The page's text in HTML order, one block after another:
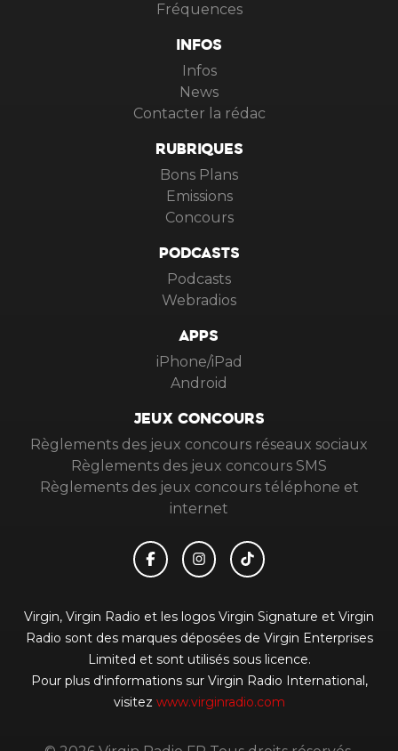
Fréquences
INFOS
Infos
News
Contacter la rédac
RUBRIQUES
Bons Plans
Emissions
Concours
PODCASTS
Podcasts
Webradios
APPS
iPhone/iPad
Android
JEUX CONCOURS
Règlements des jeux concours réseaux sociaux
Règlements des jeux concours SMS
Règlements des jeux concours téléphone et
internet
Virgin, Virgin Radio et les logos Virgin Signature et Virgin
Radio sont des marques déposées de Virgin Enterprises
Limited et sont utilisés sous licence.
Pour plus d'informations sur Virgin Radio International,
visitez www.virginradio.com